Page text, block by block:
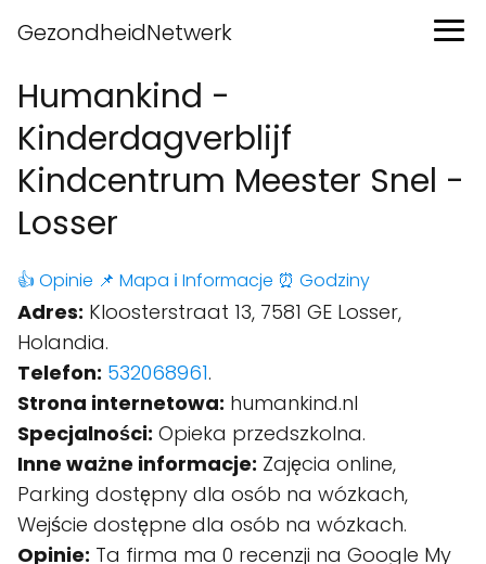
GezondheidNetwerk
Humankind -
Kinderdagverblijf
Kindcentrum Meester Snel -
Losser
👍 Opinie 📌 Mapa ℹ️ Informacje ⏰ Godziny
Adres: Kloosterstraat 13, 7581 GE Losser,
Holandia.
Telefon: 532068961.
Strona internetowa: humankind.nl
Specjalności: Opieka przedszkolna.
Inne ważne informacje: Zajęcia online,
Parking dostępny dla osób na wózkach,
Wejście dostępne dla osób na wózkach.
Opinie: Ta firma ma 0 recenzji na Google My